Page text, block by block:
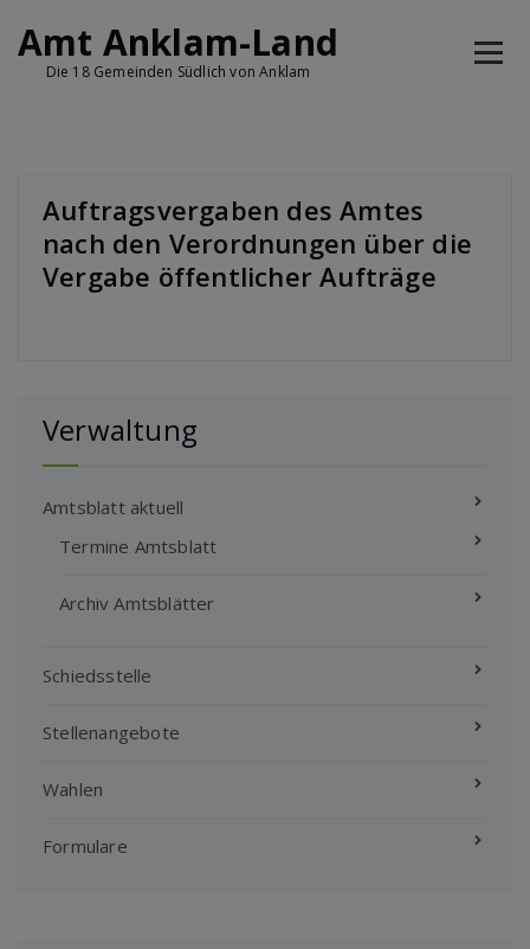
Amt Anklam-Land
Die 18 Gemeinden Südlich von Anklam
Auftragsvergaben des Amtes
nach den Verordnungen über die
Vergabe öffentlicher Aufträge
Verwaltung
Amtsblatt aktuell
Termine Amtsblatt
Archiv Amtsblätter
Schiedsstelle
Stellenangebote
Wahlen
Formulare